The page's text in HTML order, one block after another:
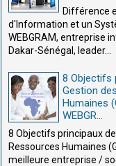
Différence
d'Information et un
WEBGRAM, entreprise
Dakar-Sénégal, leader...
8 Objectifs
Gestion
Humaines
WEBGR...
8 Objectifs principaux
Ressources Humaines
meilleure entreprise /